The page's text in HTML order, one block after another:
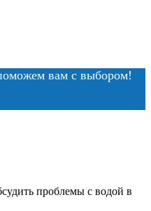
вам с выбором!
проблемы с водой в